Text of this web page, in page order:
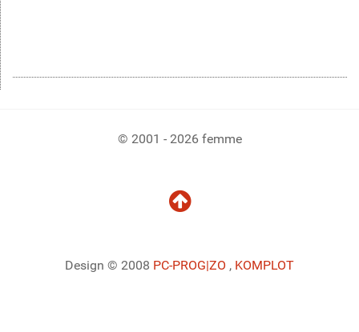
© 2001 - 2026 femme
Design © 2008 PC-PROG|ZO , KOMPLOT